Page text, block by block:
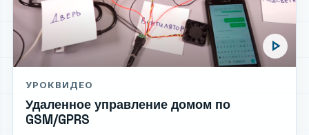
play_arrow
УРОКВИДЕО
Удаленное управление домом по
GSM/GPRS